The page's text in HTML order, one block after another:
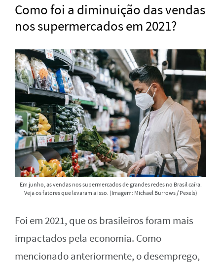
Como foi a diminuição das vendas
nos supermercados em 2021?
Em junho, as vendas nos supermercados de grandes redes no Brasil caíra.
Veja os fatores que levaram a isso. (Imagem: Michael Burrows / Pexels)
Foi em 2021, que os brasileiros foram mais
impactados pela economia. Como
mencionado anteriormente, o desemprego,